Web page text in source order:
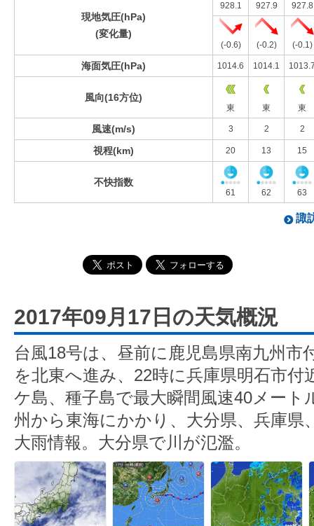
現地気圧(hPa)
(変化量)
928.1 927.9 927.8
(-0.6) (-0.2) (-0.1)
海面気圧(hPa) 1014.6 1014.1
風向(16方位)
東 東 東
風速(m/s) 3 2 2
視程(km) 20 13 15
不快指数
61 62 63
諏
2017年09月17日の天気概況
台風18号は、昼前に鹿児島県南九州市
を北東へ進み、22時に兵庫県明石市付
ケ島、種子島で最大瞬間風速40メート
州から東海にかかり、大分県、兵庫県
大雨情報。大分県で川が氾濫。